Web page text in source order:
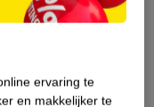
ervaring te
en makkelijker te